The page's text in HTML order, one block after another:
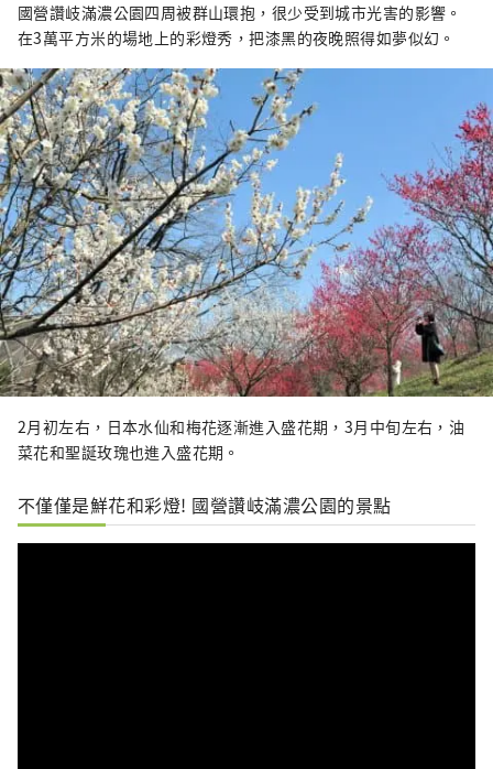
國營讚岐滿濃公園四周被群山環抱，很少受到城市光害的影響。
在3萬平方米的場地上的彩燈秀，把漆黑的夜晚照得如夢似幻。
2月初左右，日本水仙和梅花逐漸進入盛花期，3月中旬左右，油
菜花和聖誕玫瑰也進入盛花期。
不僅僅是鮮花和彩燈! 國營讚岐滿濃公園的景點